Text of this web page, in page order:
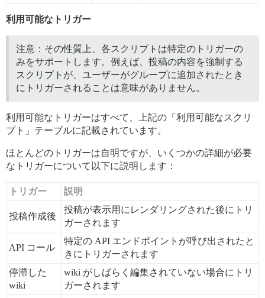
利用可能なトリガー
注意：その性質上、各スクリプトは特定のトリガーの
みをサポートします。例えば、投稿の内容を強制する
スクリプトが、ユーザーがグループに追加されたとき
にトリガーされることは意味がありません。
利用可能なトリガーはすべて、上記の「利用可能なスクリ
プト」テーブルに記載されています。
ほとんどのトリガーは自明ですが、いくつかの詳細が必要
なトリガーについて以下に説明します：
トリガー 説明
投稿作成後
投稿が表示用にレンダリングされた後にトリ
ガーされます
API コール
特定の API エンドポイントが呼び出されたと
きにトリガーされます
停滞した
wiki
wiki がしばらく編集されていない場合にトリ
ガーされます